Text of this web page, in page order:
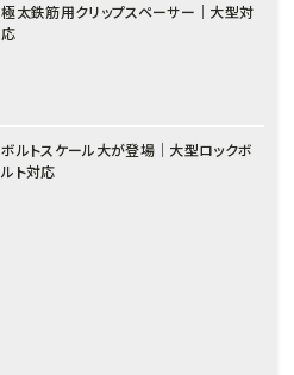
極太鉄筋用クリップスペーサー｜大型対
応
ボルトスケール大が登場｜大型ロックボ
ルト対応